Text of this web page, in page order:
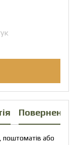
Повернення
поштоматів або